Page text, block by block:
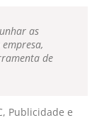
as
de
Publicidade e